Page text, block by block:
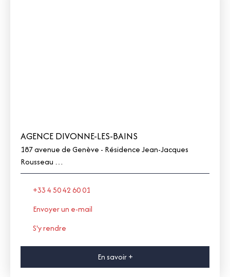
AGENCE DIVONNE-LES-BAINS
187 avenue de Genève - Résidence Jean-Jacques
Rousseau
01220 Divonne-les-Bains
+33 4 50 42 60 01
Envoyer un e-mail
S'y rendre
En savoir +